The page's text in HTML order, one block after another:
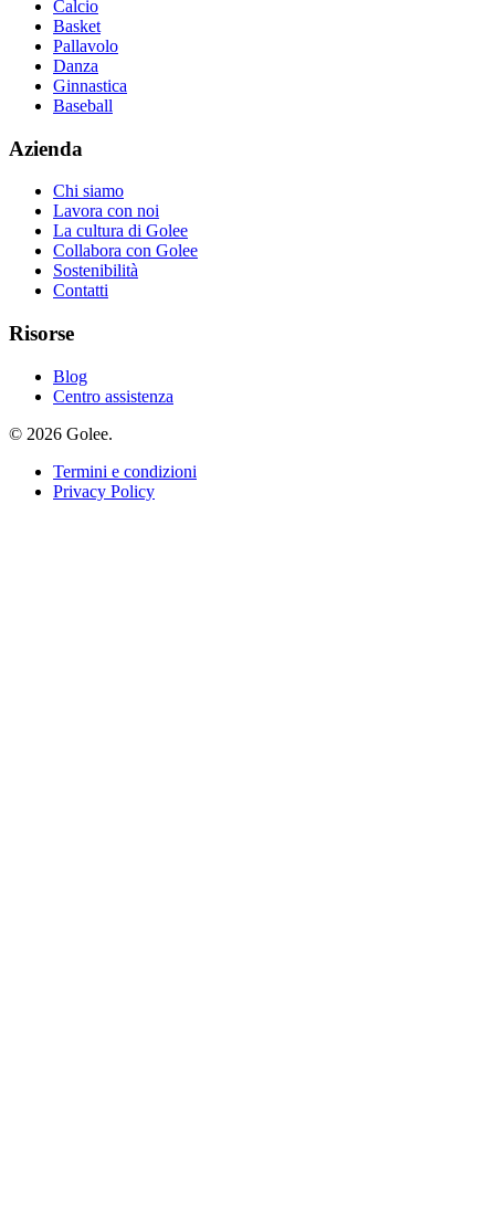
Calcio
Basket
Pallavolo
Danza
Ginnastica
Baseball
Azienda
Chi siamo
Lavora con noi
La cultura di Golee
Collabora con Golee
Sostenibilità
Contatti
Risorse
Blog
Centro assistenza
© 2026 Golee.
Termini e condizioni
Privacy Policy